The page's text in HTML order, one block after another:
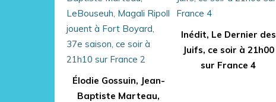
Élodie Gossuin, Jean-
Baptiste Marteau,
Inédit, Le Dernier des
Juifs, ce soir à 21h00
sur France 4